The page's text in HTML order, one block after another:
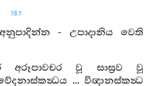
385
- උපාදානිය වෙති
අරූපාවචර වූ සාස්‍රව වූ
... විඥානස්කන්‍ධ